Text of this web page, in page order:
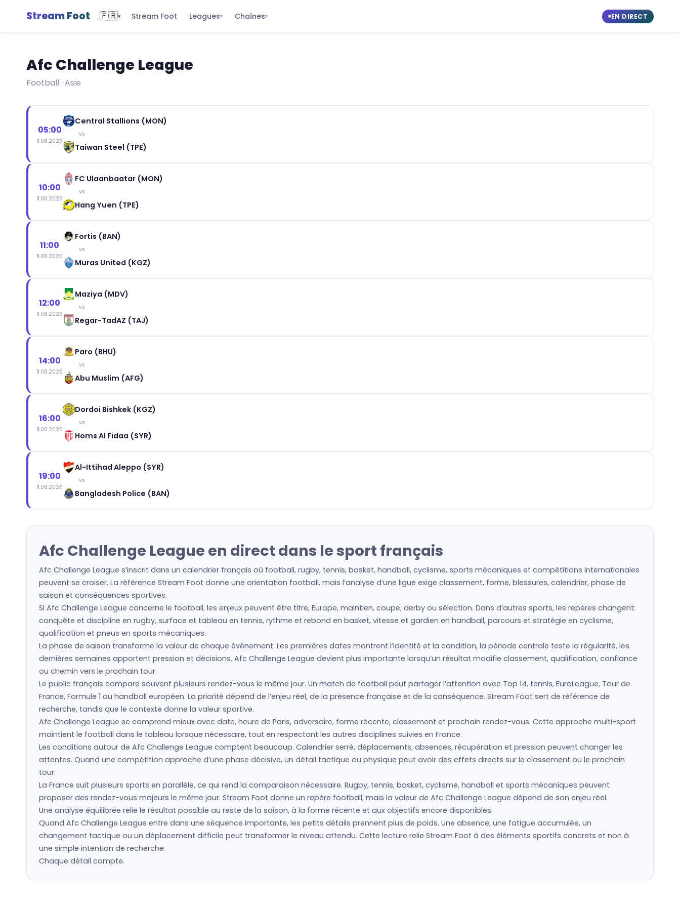
Stream Foot 🇫🇷▾ Stream Foot Leagues▾ Chaînes▾ EN DIRECT
Afc Challenge League
Football · Asie
05:00
11.08.2026
Central Stallions (MON)
vs
Taiwan Steel (TPE)
10:00
11.08.2026
FC Ulaanbaatar (MON)
vs
Hang Yuen (TPE)
11:00
11.08.2026
Fortis (BAN)
vs
Muras United (KGZ)
12:00
11.08.2026
Maziya (MDV)
vs
Regar-TadAZ (TAJ)
14:00
11.08.2026
Paro (BHU)
vs
Abu Muslim (AFG)
16:00
11.08.2026
Dordoi Bishkek (KGZ)
vs
Homs Al Fidaa (SYR)
19:00
11.08.2026
Al-Ittihad Aleppo (SYR)
vs
Bangladesh Police (BAN)
Afc Challenge League en direct dans le sport français
Afc Challenge League s’inscrit dans un calendrier français où football, rugby, tennis, basket, handball, cyclisme, sports mécaniques et compétitions internationales
peuvent se croiser. La référence Stream Foot donne une orientation football, mais l’analyse d’une ligue exige classement, forme, blessures, calendrier, phase de
saison et conséquences sportives.
Si Afc Challenge League concerne le football, les enjeux peuvent être titre, Europe, maintien, coupe, derby ou sélection. Dans d’autres sports, les repères changent:
conquête et discipline en rugby, surface et tableau en tennis, rythme et rebond en basket, vitesse et gardien en handball, parcours et stratégie en cyclisme,
qualification et pneus en sports mécaniques.
La phase de saison transforme la valeur de chaque événement. Les premières dates montrent l’identité et la condition, la période centrale teste la régularité, les
dernières semaines apportent pression et décisions. Afc Challenge League devient plus importante lorsqu’un résultat modifie classement, qualification, confiance
ou chemin vers le prochain tour.
Le public français compare souvent plusieurs rendez-vous le même jour. Un match de football peut partager l’attention avec Top 14, tennis, EuroLeague, Tour de
France, Formule 1 ou handball européen. La priorité dépend de l’enjeu réel, de la présence française et de la conséquence. Stream Foot sert de référence de
recherche, tandis que le contexte donne la valeur sportive.
Afc Challenge League se comprend mieux avec date, heure de Paris, adversaire, forme récente, classement et prochain rendez-vous. Cette approche multi-sport
maintient le football dans le tableau lorsque nécessaire, tout en respectant les autres disciplines suivies en France.
Les conditions autour de Afc Challenge League comptent beaucoup. Calendrier serré, déplacements, absences, récupération et pression peuvent changer les
attentes. Quand une compétition approche d’une phase décisive, un détail tactique ou physique peut avoir des effets directs sur le classement ou le prochain
tour.
La France suit plusieurs sports en parallèle, ce qui rend la comparaison nécessaire. Rugby, tennis, basket, cyclisme, handball et sports mécaniques peuvent
proposer des rendez-vous majeurs le même jour. Stream Foot donne un repère football, mais la valeur de Afc Challenge League dépend de son enjeu réel.
Une analyse équilibrée relie le résultat possible au reste de la saison, à la forme récente et aux objectifs encore disponibles.
Quand Afc Challenge League entre dans une séquence importante, les petits détails prennent plus de poids. Une absence, une fatigue accumulée, un
changement tactique ou un déplacement difficile peut transformer le niveau attendu. Cette lecture relie Stream Foot à des éléments sportifs concrets et non à
une simple intention de recherche.
Chaque détail compte.